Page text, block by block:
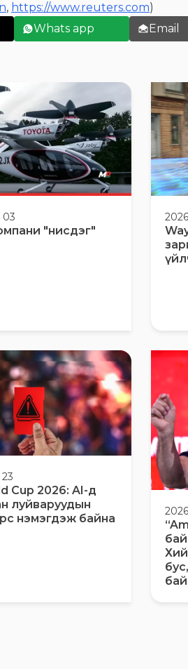
, https://www.reuters.com)
Whats app Email
03
"нисдэг"
Cup 2026: AI-д
луйваруудын
нэмэгдэж байна